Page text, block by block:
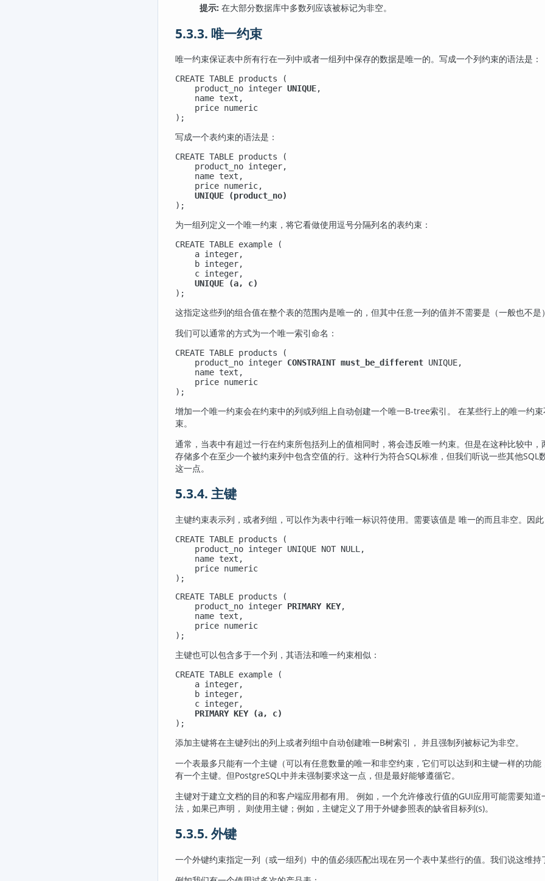
提示: 在大部分数据库中多数列应该被标记为非空。
5.3.3. 唯一约束
唯一约束保证表中所有行在一列中或者一组列中保存的数据是唯一的。写成一个列约束的语法是：
CREATE TABLE products (
    product_no integer
UNIQUE,
    name text,
    price numeric
);
写成一个表约束的语法是：
CREATE TABLE products (
    product_no integer,
    name text,
    price numeric,
UNIQUE (product_no)
);
为一组列定义一个唯一约束，将它看做使用逗号分隔列名的表约束：
CREATE TABLE example (
    a integer,
    b integer,
    c integer,
UNIQUE (a, c)
);
这指定这些列的组合值在整个表的范围内是唯一的，但其中任意一列的值并不需要是（一般也不是
我们可以通常的方式为一个唯一索引命名：
CREATE TABLE products (
    product_no integer
CONSTRAINT must_be_different UNIQUE,
    name text,
    price numeric
);
增加一个唯一约束会在约束中的列或列组上自动创建一个唯一B-tree索引。 在某些行上的唯一约
束。
通常，当表中有超过一行在约束所包括列上的值相同时，将会违反唯一约束。但是在这种比较中
存储多个在至少一个被约束列中包含空值的行。这种行为符合SQL标准，但我们听说一些其他
这一点。
5.3.4. 主键
主键约束表示列，或者列组，可以作为表中行唯一标识符使用。需要该值是 唯一的而且非空。因
CREATE TABLE products (
    product_no integer UNIQUE NOT NULL,
    name text,
    price numeric
);
CREATE TABLE products (
    product_no integer
PRIMARY KEY,
    name text,
    price numeric
);
主键也可以包含多于一个列，其语法和唯一约束相似：
CREATE TABLE example (
    a integer,
    b integer,
    c integer,
PRIMARY KEY (a, c)
);
添加主键将在主键列出的列上或者列组中自动创建唯一B树索引， 并且强制列被标记为非空。
一个表最多只能有一个主键（可以有任意数量的唯一和非空约束，它们可以达到和主键一样的功
有一个主键。但PostgreSQL中并未强制要求这一点，但是最好能够遵循它。
主键对于建立文档的目的和客户端应用都有用。 例如，一个允许修改行值的GUI应用可能需要知
法，如果已声明， 则使用主键；例如，主键定义了用于外键参照表的缺省目标列(s)。
5.3.5. 外键
一个外键约束指定一列（或一组列）中的值必须匹配出现在另一个表中某些行的值。我们说这维持